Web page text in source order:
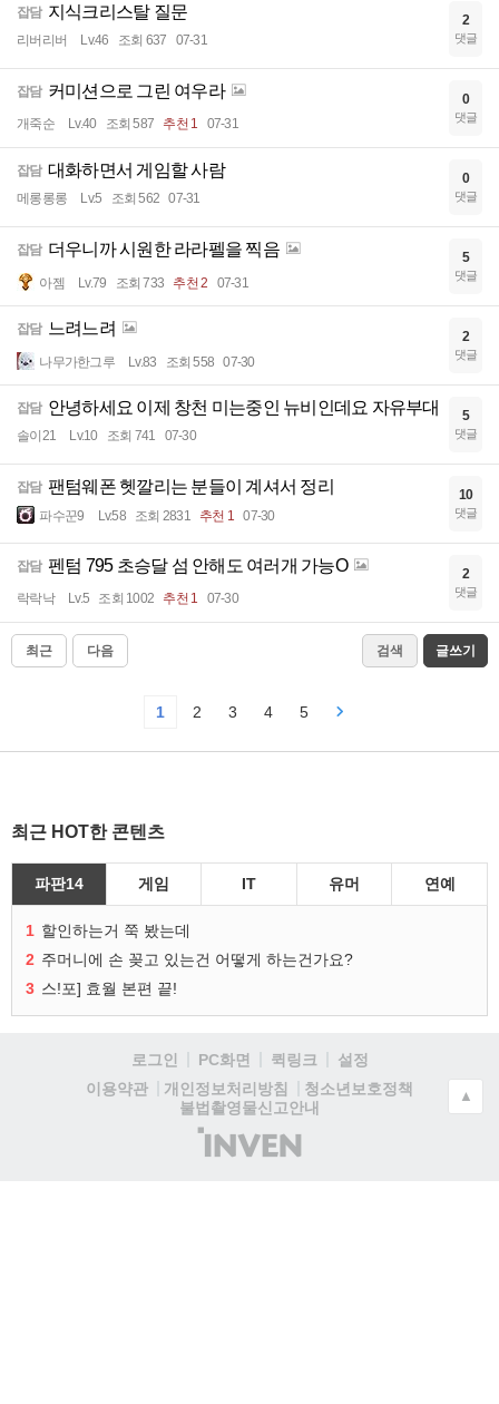
잡담 지식크리스탈 질문
리버리버 Lv.46 조회 637 07-31
2
댓글
잡담 커미션으로 그린 여우라
개죽순 Lv.40 조회 587 추천 1 07-31
0
댓글
잡담 대화하면서 게임할 사람
메롱롱롱 Lv.5 조회 562 07-31
0
댓글
잡담 더우니까 시원한 라라펠을 찍음
아젬 Lv.79 조회 733 추천 2 07-31
5
댓글
잡담 느려느려
나무가한그루 Lv.83 조회 558 07-30
2
댓글
잡담 안녕하세요 이제 창천 미는중인 뉴비인데요 자유부대
솔이21 Lv.10 조회 741 07-30
5
댓글
잡담 팬텀웨폰 헷깔리는 분들이 계셔서 정리
파수꾼9 Lv.58 조회 2831 추천 1 07-30
10
댓글
잡담 펜텀 795 초승달 섬 안해도 여러개 가능O
락락낙 Lv.5 조회 1002 추천 1 07-30
2
댓글
최근 다음 검색 글쓰기
1 2 3 4 5
최근 HOT한 콘텐츠
파판14 게임 IT 유머 연예
1 할인하는거 쭉 봤는데
2 주머니에 손 꽂고 있는건 어떻게 하는건가요?
3 스!포] 효월 본편 끝!
로그인 PC화면 퀵링크
설정
이용약관
개인정보처리방침
청소년보호정책
불법촬영물신고안내
(주)
인
▲